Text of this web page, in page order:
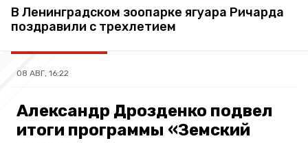
В Ленинградском зоопарке ягуара Ричарда
поздравили с трехлетием
08 АВГ, 16:22
Александр Дрозденко подвел
итоги программы «Земский